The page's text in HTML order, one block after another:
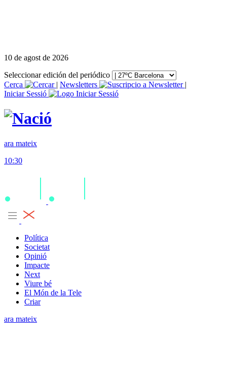
10 de agost de 2026
Seleccionar edición del periódico
Cerca
| Newsletters
|
Iniciar Sessió
ara mateix
10:30
Política
Societat
Opinió
Impacte
Next
Viure bé
El Món de la Tele
Criar
ara mateix